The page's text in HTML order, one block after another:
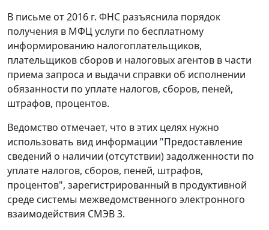
В письме от 2016 г. ФНС разъяснила порядок
получения в МФЦ услуги по бесплатному
информированию налогоплательщиков,
плательщиков сборов и налоговых агентов в части
приема запроса и выдачи справки об исполнении
обязанности по уплате налогов, сборов, пеней,
штрафов, процентов.
Ведомство отмечает, что в этих целях нужно
использовать вид информации "Предоставление
сведений о наличии (отсутствии) задолженности по
уплате налогов, сборов, пеней, штрафов,
процентов", зарегистрированный в продуктивной
среде системы межведомственного электронного
взаимодействия СМЭВ 3.